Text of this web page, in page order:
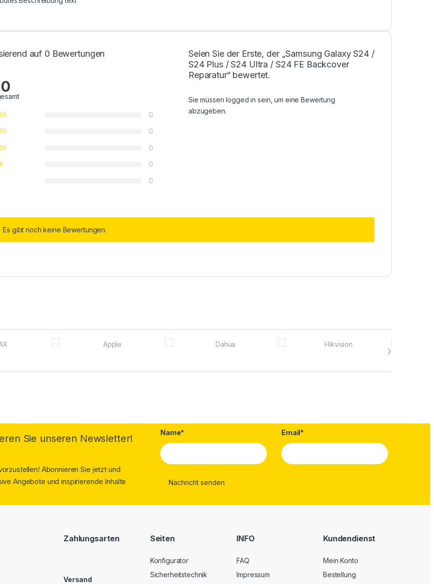
auf 0 Bewertungen
0
0
0
0
0
Seien Sie der Erste, der „Samsung Galaxy S24 /
S24 Plus / S24 Ultra / S24 FE Backcover
Reparatur“ bewertet.
Sie müssenlogged in sein, um eine Bewertung
abzugeben.
Es gibt noch keine Bewertungen.
Sie unseren Newsletter!
Abonnieren Sie jetzt und
Angebote und inspirierende Inhalte
Name* Email*
Zahlungsarten
Versand
Seiten
Konfigurator
Sicherheitstechnik
INFO
FAQ
Impressum
Kundendienst
Mein Konto
Bestellung